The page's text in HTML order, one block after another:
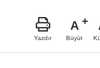
Yazdır
A
Büyüt